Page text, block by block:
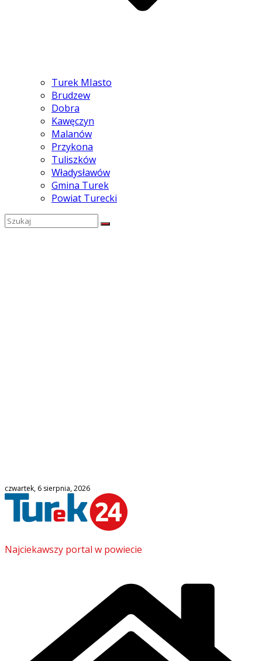
Turek MIasto
Brudzew
Dobra
Kawęczyn
Malanów
Przykona
Tuliszków
Władysławów
Gmina Turek
Powiat Turecki
czwartek, 6 sierpnia, 2026
Najciekawszy portal w powiecie